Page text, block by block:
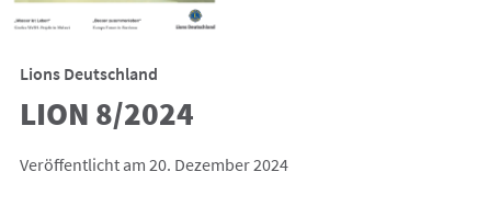
Lions Deutschland
LION 8/2024
Veröffentlicht am 20. Dezember 2024